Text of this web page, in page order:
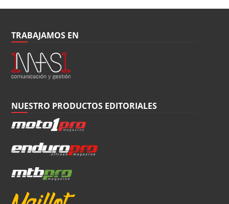
TRABAJAMOS EN
NUESTRO PRODUCTOS EDITORIALES